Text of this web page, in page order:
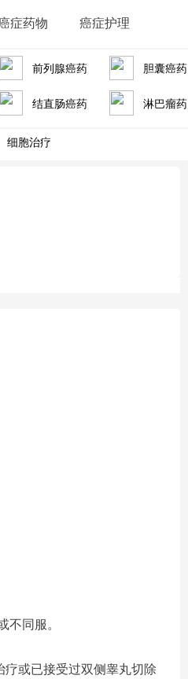
症药物 癌症护理
前列腺癌药 胆囊癌药
结直肠癌药 淋巴瘤药
细胞治疗
不同服。
或已接受过双侧睾丸切除